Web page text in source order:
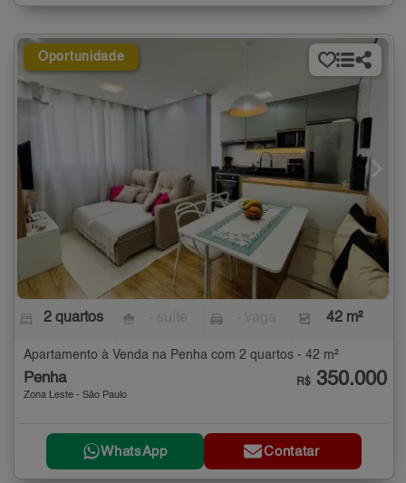
Oportunidade
2 quartos 42 m²
Apartamento à Venda na Penha com 2 quartos - 42 m²
Penha
Zona Leste - São Paulo
R$ 350.000
WhatsApp Contatar